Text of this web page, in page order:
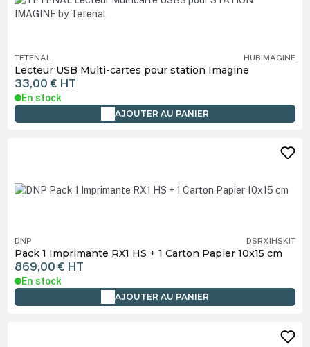
TETENAL HUBIMAGINE
Lecteur USB Multi-cartes pour station Imagine
33,00 € HT
En stock
AJOUTER AU PANIER
DNP DSRX1HSKIT
Pack 1 Imprimante RX1 HS + 1 Carton Papier 10x15 cm
869,00 € HT
En stock
AJOUTER AU PANIER